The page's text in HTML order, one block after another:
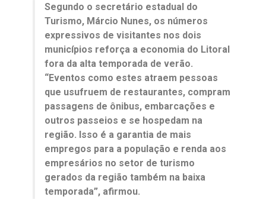
Segundo o secretário estadual do
Turismo, Márcio Nunes, os números
expressivos de visitantes nos dois
municípios reforça a economia do Litoral
fora da alta temporada de verão.
“Eventos como estes atraem pessoas
que usufruem de restaurantes, compram
passagens de ônibus, embarcações e
outros passeios e se hospedam na
região. Isso é a garantia de mais
empregos para a população e renda aos
empresários no setor de turismo
gerados da região também na baixa
temporada”, afirmou.